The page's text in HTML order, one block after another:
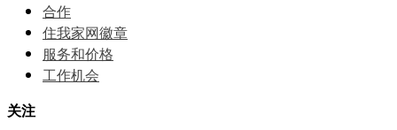
合作
住我家网徽章
服务和价格
⼯作机会
关注